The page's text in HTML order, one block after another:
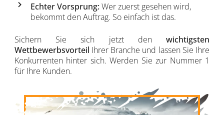
Echter Vorsprung:Wer zuerst gesehen wird,
bekommt den Auftrag. So einfach ist das.
Sichern Sie sich jetzt denwichtigsten
Wettbewerbsvorteil Ihrer Branche und lassen Sie Ihre
Konkurrenten hinter sich. Werden Sie zur Nummer 1
für Ihre Kunden.